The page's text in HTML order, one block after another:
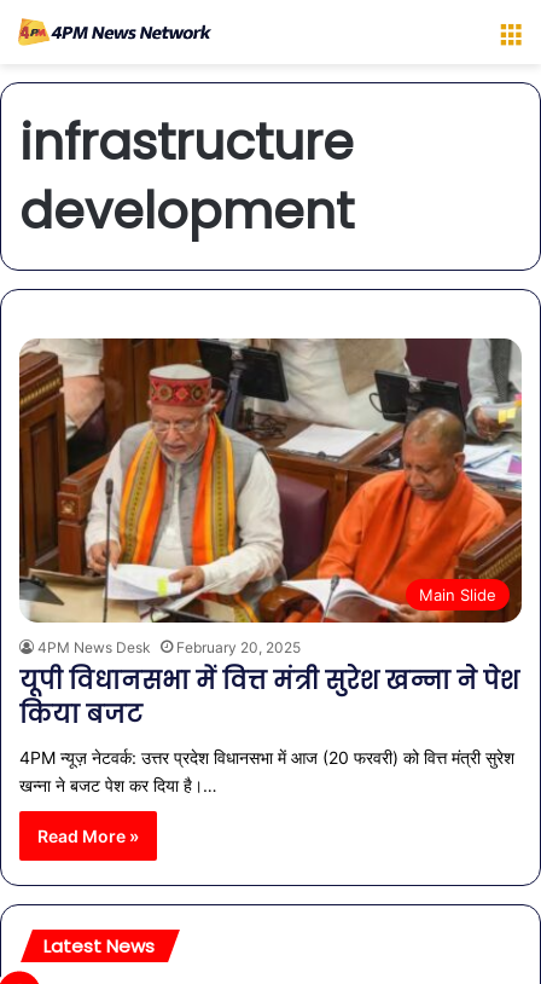
infrastructure
development
Main Slide
4PM News Desk February 20, 2025
यूपी विधानसभा में वित्त मंत्री सुरेश खन्ना ने पेश
किया बजट
4PM न्यूज़ नेटवर्क: उत्तर प्रदेश विधानसभा में आज (20 फरवरी) को वित्त मंत्री सुरेश
खन्ना ने बजट पेश कर दिया है।…
Read More »
Latest News